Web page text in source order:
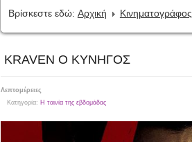
Βρίσκεστε εδώ: Αρχική Κινηματογράφος
KRAVEN Ο ΚΥΝΗΓΟΣ
Λεπτομέρειες
Κατηγορία: Η ταινία της εβδομάδας